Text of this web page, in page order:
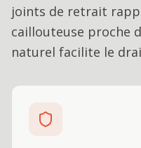
joints de retrait
caillouteuse proche
naturel facilite le